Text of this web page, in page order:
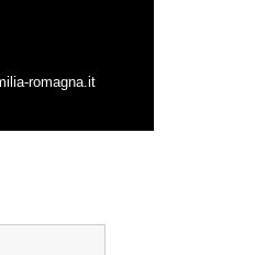
romagna.it